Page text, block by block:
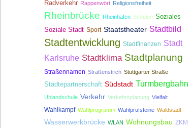
Radverkehr Rappenwört Religionsfreiheit
Rheinbrücke Rheinhafen Schulen Soziales
Soziale Stadt Sport Staatstheater Stadtbild
Stadtentwicklung Stadtfinanzen Stadt
Karlsruhe Stadtklima Stadtplanung
Straßennamen Straßenstrich Stuttgarter Straße
Städtepartnerschaft Südstadt Turmbergbahn
Uhlandschule Verkehr Verkehrsplanung Vielfalt
Wahlkampf Wahlprogramm Wahlprüfsteine Waldstadt
Wasserwerkbrücke WLAN Wohnungsbau ZKM